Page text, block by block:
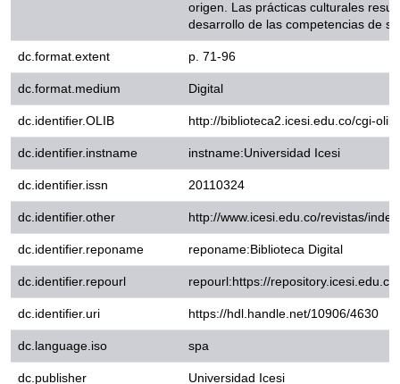
p. 71-96
dc.format.medium
Digital
dc.identifier.OLIB
http://biblioteca2.icesi.edu.co/
infile=details.glu&loid=224246
dc.identifier.instname
instname:Universidad Icesi
dc.identifier.issn
20110324
dc.identifier.other
http://www.icesi.edu.co/
dc.identifier.reponame
reponame:Biblioteca Digital
dc.identifier.repourl
repourl:https://
dc.identifier.uri
https://hdl.handle.net/10906/
dc.language.iso
spa
dc.publisher
Universidad Icesi